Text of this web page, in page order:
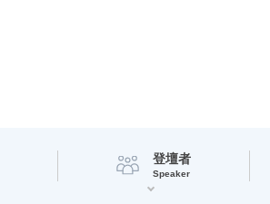
登壇者
Speaker